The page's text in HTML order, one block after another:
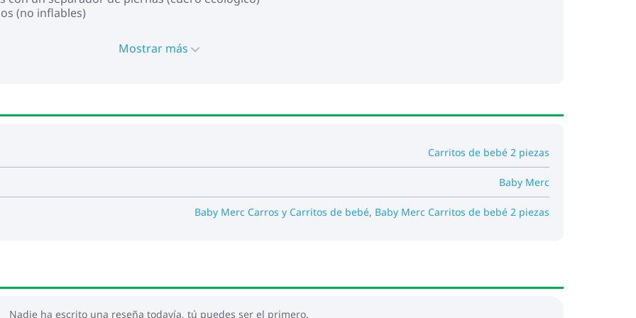
(no inflables)
de impactos situado en las ruedas delanteras de la silla de paseo. Evita las vibraciones que se
Mostrar más
Carritos de bebé 2 piezas
Baby Merc
Baby Merc Carros y Carritos de bebé, Baby Merc Carritos de bebé 2 piezas
Nadie ha escrito una reseña todavía, tú puedes ser el primero.